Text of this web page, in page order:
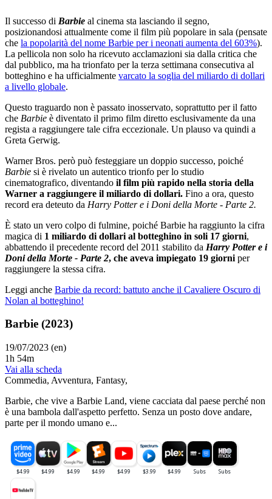
Il successo di Barbie al cinema sta lasciando il segno,
posizionandosi attualmente come il film più popolare in sala (pensate
che la popolarità del nome Barbie per i neonati aumenta del 603%).
La pellicola non solo ha ricevuto acclamazioni sia dalla critica che
dal pubblico, ma ha trionfato per la terza settimana consecutiva al
botteghino e ha ufficialmente varcato la soglia del miliardo di dollari
a livello globale.
Questo traguardo non è passato inosservato, soprattutto per il fatto
che Barbie è diventato il primo film diretto esclusivamente da una
regista a raggiungere tale cifra eccezionale. Un plauso va quindi a
Greta Gerwig.
Warner Bros. però può festeggiare un doppio successo, poiché
Barbie si è rivelato un autentico trionfo per lo studio
cinematografico, diventando il film più rapido nella storia della
Warner a raggiungere il miliardo di dollari. Fino a ora, questo
record era deteuto da Harry Potter e i Doni della Morte - Parte 2.
È stato un vero colpo di fulmine, poiché Barbie ha raggiunto la cifra
magica di 1 miliardo di dollari al botteghino in soli 17 giorni,
abbattendo il precedente record del 2011 stabilito da Harry Potter e i
Doni della Morte - Parte 2, che aveva impiegato 19 giorni per
raggiungere la stessa cifra.
Leggi anche Barbie da record: battuto anche il Cavaliere Oscuro di
Nolan al botteghino!
Barbie (2023)
19/07/2023 (en)
1h 54m
Vai alla scheda
Commedia, Avventura, Fantasy,
Barbie, che vive a Barbie Land, viene cacciata dal paese perché non
è una bambola dall'aspetto perfetto. Senza un posto dove andare,
parte per il mondo umano e...